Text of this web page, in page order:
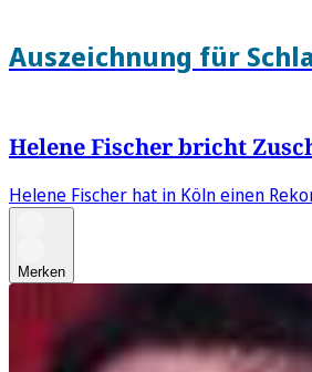
Auszeichnung für
Helene Fischer bricht
Helene Fischer hat in Köln einen
Merken